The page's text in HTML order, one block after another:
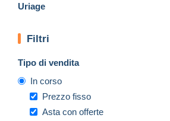
Uriage
Filtri
Tipo di vendita
In corso
Prezzo fisso
Asta con offerte